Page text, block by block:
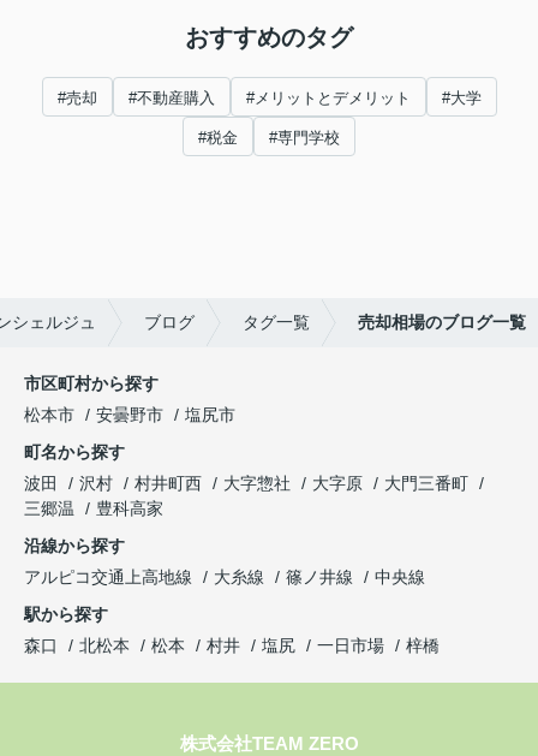
おすすめのタグ
#売却 #不動産購入 #メリットとデメリット #大学
#税金 #専門学校
シェルジュ ブログ タグ一覧 売却相場のブログ一覧
市区町村から探す
松本市
安曇野市
塩尻市
町名から探す
波田
沢村 村井町西 大字惣社 大字原
大門三番町
三郷温
豊科高家
沿線から探す
アルピコ交通上高地線
大糸線 篠ノ井線
中央線
駅から探す
森口
北松本 松本 村井 塩尻 一日市場 梓橋
株式会社TEAM ZERO